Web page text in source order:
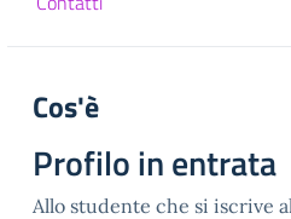
Cos'è
Profilo in entrata
Allo studente che si iscrive